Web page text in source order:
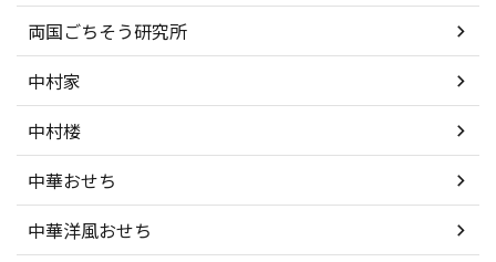
両国ごちそう研究所
中村家
中村楼
中華おせち
中華洋風おせち